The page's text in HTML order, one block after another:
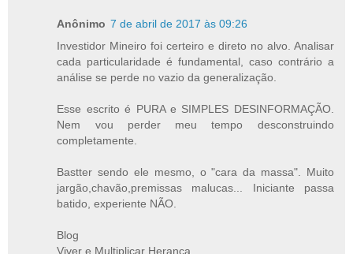
Anônimo 7 de abril de 2017 às 09:26
Investidor Mineiro foi certeiro e direto no alvo. Analisar
cada particularidade é fundamental, caso contrário a
análise se perde no vazio da generalização.
Esse escrito é PURA e SIMPLES DESINFORMAÇÃO.
Nem vou perder meu tempo desconstruindo
completamente.
Bastter sendo ele mesmo, o "cara da massa". Muito
jargão,chavão,premissas malucas... Iniciante passa
batido, experiente NÃO.
Blog
Viver e Multiplicar Herança